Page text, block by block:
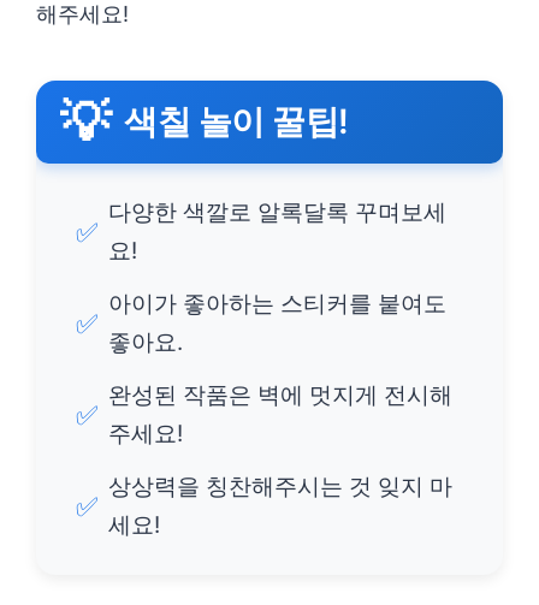
해주세요!
💡 색칠 놀이 꿀팁!
✅
다양한 색깔로 알록달록 꾸며보세
요!
✅
아이가 좋아하는 스티커를 붙여도
좋아요.
✅
완성된 작품은 벽에 멋지게 전시해
주세요!
✅
상상력을 칭찬해주시는 것 잊지 마
세요!